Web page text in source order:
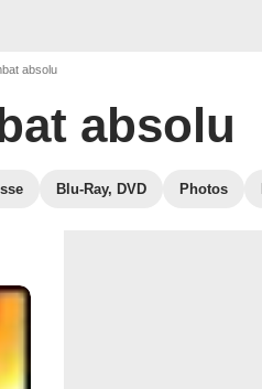
absolu
absolu
Blu-Ray, DVD Photos